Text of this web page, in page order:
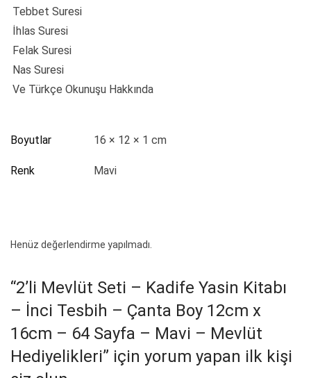
Tebbet Suresi
İhlas Suresi
Felak Suresi
Nas Suresi
Ve Türkçe Okunuşu Hakkında
Boyutlar 16 × 12 × 1 cm
Renk Mavi
Henüz değerlendirme yapılmadı.
“2’li Mevlüt Seti – Kadife Yasin Kitabı
– İnci Tesbih – Çanta Boy 12cm x
16cm – 64 Sayfa – Mavi – Mevlüt
Hediyelikleri” için yorum yapan ilk kişi